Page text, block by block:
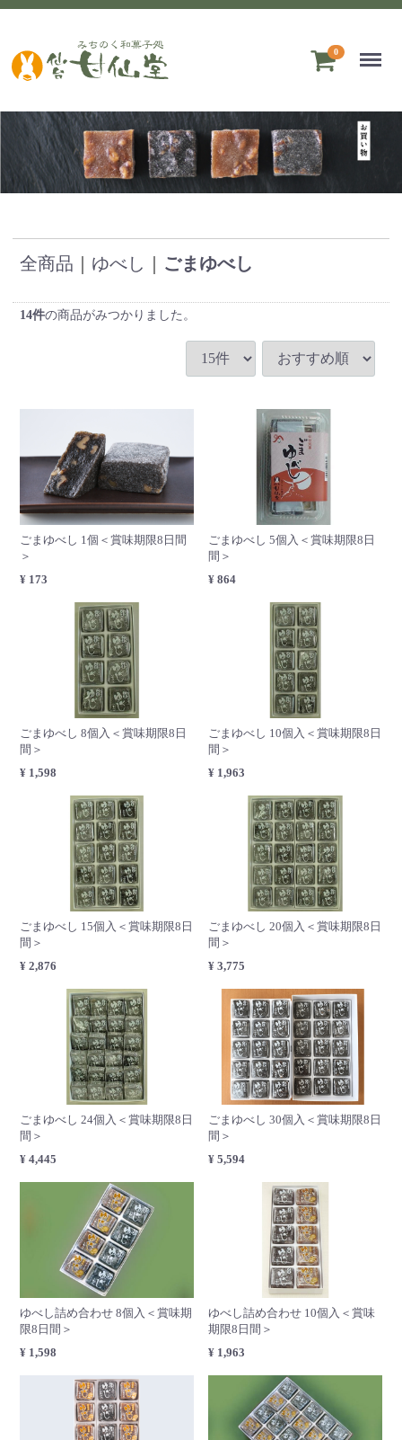
0 Menu
全商品 ゆべし ごまゆべし
14件の商品がみつかりました。
ごまゆべし 1個＜賞味期限8日間
＞
¥ 173
ごまゆべし 5個入＜賞味期限8日
間＞
¥ 864
ごまゆべし 8個入＜賞味期限8日
間＞
¥ 1,598
ごまゆべし 10個入＜賞味期限8日
間＞
¥ 1,963
ごまゆべし 15個入＜賞味期限8日
間＞
¥ 2,876
ごまゆべし 20個入＜賞味期限8日
間＞
¥ 3,775
ごまゆべし 24個入＜賞味期限8日
間＞
¥ 4,445
ごまゆべし 30個入＜賞味期限8日
間＞
¥ 5,594
ゆべし詰め合わせ 8個入＜賞味期
限8日間＞
¥ 1,598
ゆべし詰め合わせ 10個入＜賞味
期限8日間＞
¥ 1,963